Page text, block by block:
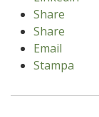
Share
Share
Email
Stampa